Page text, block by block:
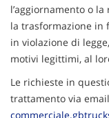
l’aggiornamento o
la trasformazione in
in violazione di
motivi legittimi, al
Le richieste in
trattamento via